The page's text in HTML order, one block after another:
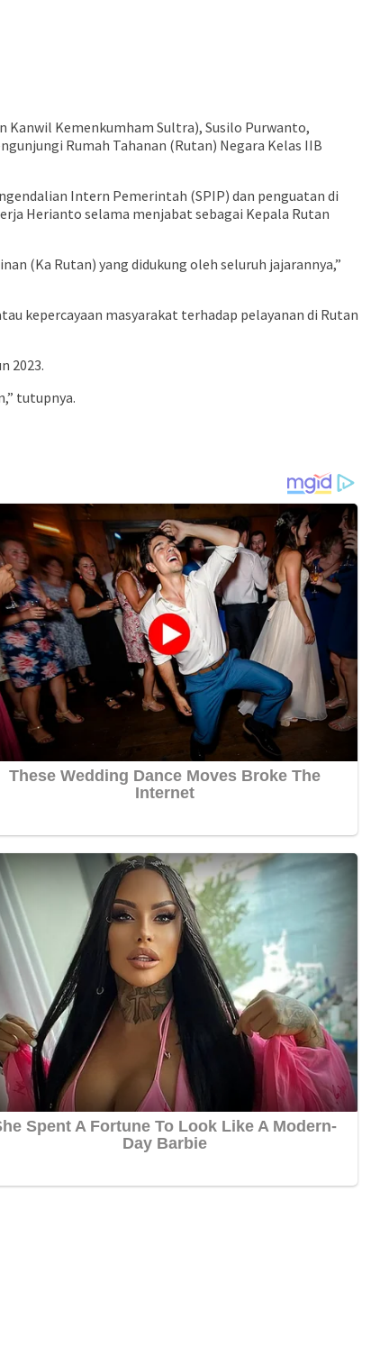
Kanwil Kemenkumham Sultra), Susilo Purwanto,
Rumah Tahanan (Rutan) Negara Kelas IIB
Intern Pemerintah (SPIP) dan penguatan di
Herianto selama menjabat sebagai Kepala Rutan
(Ka Rutan) yang didukung oleh seluruh jajarannya,”
kepercayaan masyarakat terhadap pelayanan di Rutan
2023.
tutupnya.